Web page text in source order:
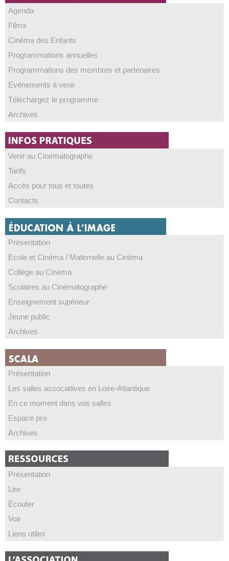
Agenda
Films
Cinéma des Enfants
Programmations annuelles
Programmations des membres et partenaires
Evénements à venir
Téléchargez le programme
Archives
Venir au Cinématographe
Tarifs
Accès pour tous et toutes
Contacts
Présentation
Ecole et Cinéma / Maternelle au Cinéma
Collège au Cinéma
Scolaires au Cinématographe
Enseignement supérieur
Jeune public
Archives
Présentation
Les salles associatives en Loire-Atlantique
En ce moment dans vos salles
Espace pro
Archives
Présentation
Lire
Écouter
Voir
Liens utiles